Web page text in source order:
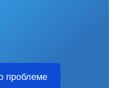
проблеме